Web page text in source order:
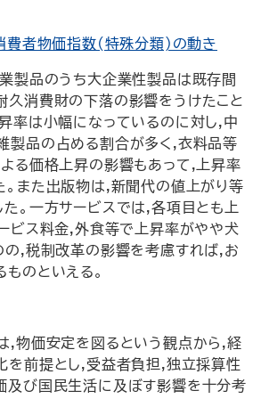
者物価指数(特殊分類)の動き
製品のうち大企業性製品は既存間
久消費財の下落の影響をうけたこと
率は小幅になっているのに対し,中
製品の占める割合が多く,衣料品等
る価格上昇の影響もあって,上昇率
。また出版物は,新聞代の値上がり等
た。一方サービスでは,各項目とも上
ビス料金,外食等で上昇率がやや犬
の,税制改革の影響を考慮すれば,お
のといえる。
,物価安定を図るという観点から,経
を前提とし,受益者負担,独立採算性
及び国民生活に及ぼす影響を十分考